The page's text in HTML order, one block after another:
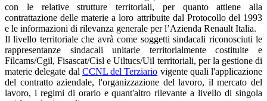
con le relative strutture territoriali, per quanto attiene alla
contrattazione delle materie a loro attribuite dal Protocollo del 1993
e le informazioni di rilevanza generale per l’Azienda Renault Italia.
Il livello territoriale che avrà come soggetti sindacali riconosciuti le
rappresentanze sindacali unitarie territorialmente costituite e
Filcams/Cgil, Fisascat/Cisl e Uiltucs/Uil territoriali, per la gestione di
materie delegate dal CCNL del Terziario vigente quali l'applicazione
del contratto aziendale, l'organizzazione del lavoro, il mercato del
lavoro, i regimi di orario e quant'altro rilevante a livello di singola